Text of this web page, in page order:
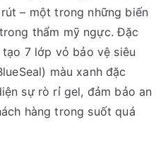
– một trong những biến
thẩm mỹ ngực. Đặc
7 lớp vỏ bảo vệ siêu
màu xanh đặc
sự rò rỉ gel, đảm bảo an
hàng trong suốt quá